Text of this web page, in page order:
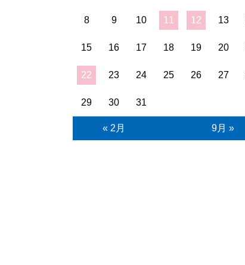
« 2月 9月 »
8 9 10 11 12 13
15 16 17 18 19 20
22 23 24 25 26 27
29 30 31